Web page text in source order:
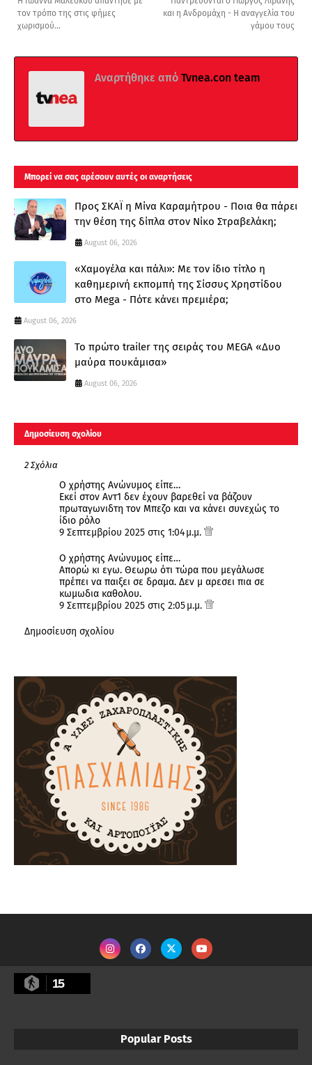
και η Ανδρομάχη - Η αναγγελία του
γάμου τους
τον τρόπο της στις φήμες
χωρισμού...
Αναρτήθηκε από Tvnea.con team
Μπορεί να σας αρέσουν αυτές οι αναρτήσεις
Προς ΣΚΑΪ η Μίνα Καραμήτρου - Ποια θα πάρει
την θέση της δίπλα στον Νίκο Στραβελάκη;
August 06, 2026
«Χαμογέλα και πάλι»: Με τον ίδιο τίτλο η
καθημερινή εκπομπή της Σίσσυς Χρηστίδου
στο Mega - Πότε κάνει πρεμιέρα;
August 06, 2026
Το πρώτο trailer της σειράς του MEGA «Δυο
μαύρα πουκάμισα»
August 06, 2026
Δημοσίευση σχολίου
2 Σχόλια
Ο χρήστης Ανώνυμος είπε…
Εκεί στον Αντ1 δεν έχουν βαρεθεί να βάζουν
πρωταγωνιδτη τον Μπεζο και να κάνει συνεχώς το
ίδιο ρόλο
9 Σεπτεμβρίου 2025 στις 1:04 μ.μ.
Ο χρήστης Ανώνυμος είπε…
Απορώ κι εγω. Θεωρω ότι τώρα που μεγάλωσε
πρέπει να παιξει σε δραμα. Δεν μ αρεσει πια σε
κωμωδια καθολου.
9 Σεπτεμβρίου 2025 στις 2:05 μ.μ.
Δημοσίευση σχολίου
15
Popular Posts